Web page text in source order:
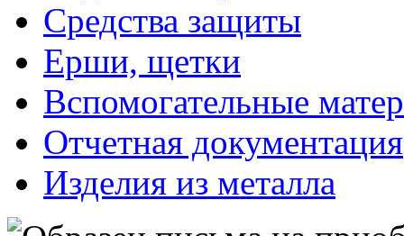
Средства защиты
Ерши, щетки
Вспомогательные
Отчетная документация
Изделия из металла